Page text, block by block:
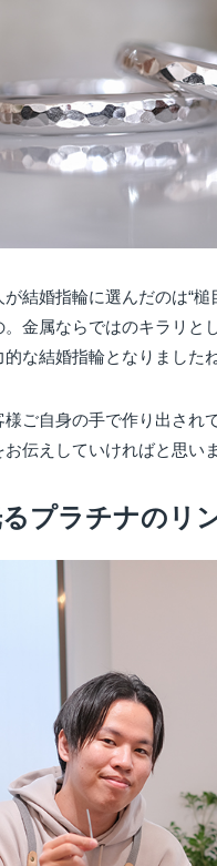
結婚指輪に選んだのは“
。金属ならではのキラリ
な結婚指輪となりましたね
ご自身の手で作り出され
伝えしていければと思いま
プラチナのリ